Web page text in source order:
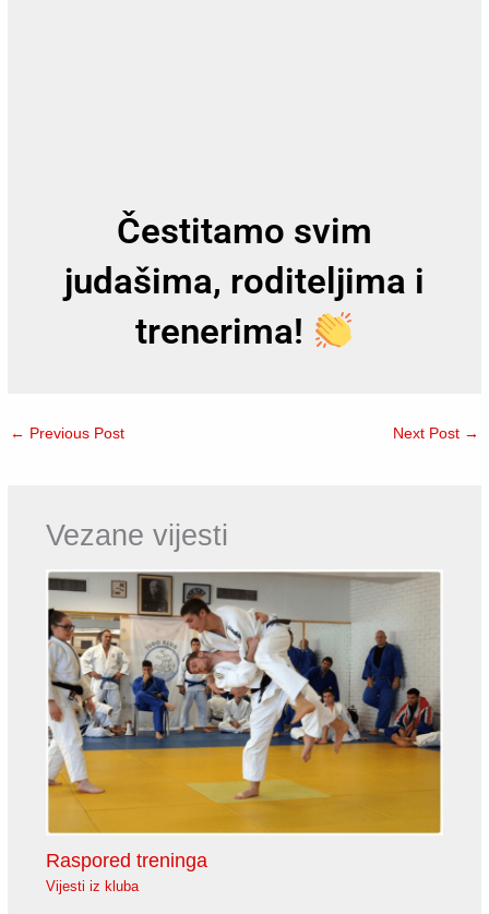
Čestitamo svim
judašima, roditeljima i
trenerima!
← Previous Post Next Post →
Vezane vijesti
Raspored treninga
Vijesti iz kluba